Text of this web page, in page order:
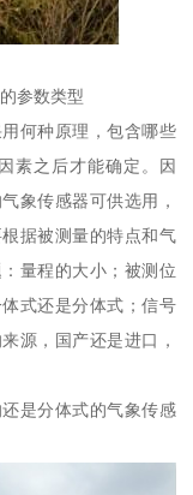
参数类型
何种原理，包含哪些
素之后才能确定。因
象传感器可供选用，
据被测量的特点和气
量程的大小；被测位
式还是分体式；信号
源，国产还是进口，
是分体式的气象传感